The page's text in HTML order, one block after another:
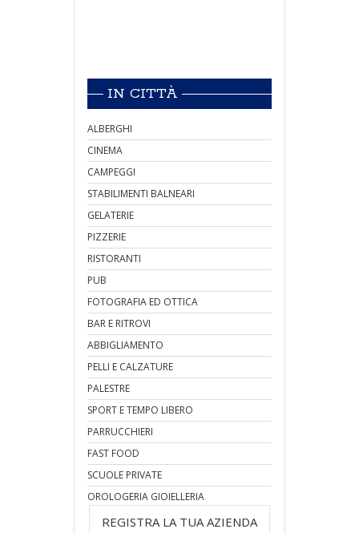
IN CITTÀ
ALBERGHI
CINEMA
CAMPEGGI
STABILIMENTI BALNEARI
GELATERIE
PIZZERIE
RISTORANTI
PUB
FOTOGRAFIA ED OTTICA
BAR E RITROVI
ABBIGLIAMENTO
PELLI E CALZATURE
PALESTRE
SPORT E TEMPO LIBERO
PARRUCCHIERI
FAST FOOD
SCUOLE PRIVATE
OROLOGERIA GIOIELLERIA
REGISTRA LA TUA AZIENDA